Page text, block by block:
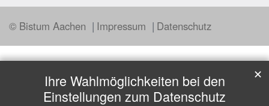
© Bistum Aachen Impressum Datenschutz
Ihre Wahlmöglichkeiten bei den
Einstellungen zum Datenschutz
✕